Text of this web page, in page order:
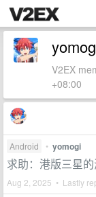
V2EX
+08:00
Android • yomogi
求助：港版三星
Aug 2, 2025 • Lastly